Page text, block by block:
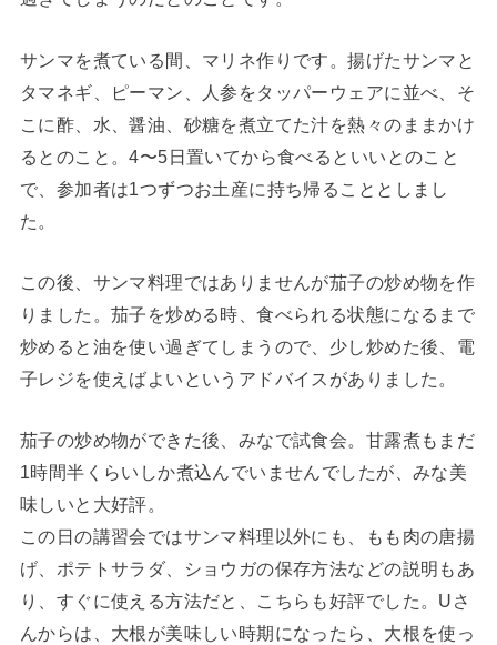
サンマを煮ている間、マリネ作りです。揚げたサンマと
タマネギ、ピーマン、人参をタッパーウェアに並べ、そ
こに酢、水、醤油、砂糖を煮立てた汁を熱々のままかけ
るとのこと。4〜5日置いてから食べるといいとのこと
で、参加者は1つずつお土産に持ち帰ることとしまし
た。
この後、サンマ料理ではありませんが茄子の炒め物を作
りました。茄子を炒める時、食べられる状態になるまで
炒めると油を使い過ぎてしまうので、少し炒めた後、電
子レジを使えばよいというアドバイスがありました。
茄子の炒め物ができた後、みなで試食会。甘露煮もまだ
1時間半くらいしか煮込んでいませんでしたが、みな美
味しいと大好評。
この日の講習会ではサンマ料理以外にも、もも肉の唐揚
げ、ポテトサラダ、ショウガの保存方法などの説明もあ
り、すぐに使える方法だと、こちらも好評でした。Uさ
んからは、大根が美味しい時期になったら、大根を使っ